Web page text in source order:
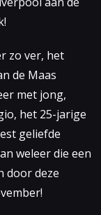
zo ver, het
de Maas
met jong,
het 25-jarige
geliefde
weleer die een
door deze